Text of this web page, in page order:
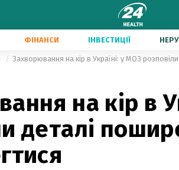
ФІНАНСИ ІНВЕСТИЦІЇ
Захворювання на кір в Україні: у МОЗ
на кір в
деталі